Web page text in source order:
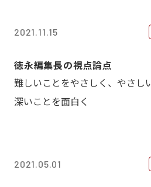
2021.11.15
徳永編集長の視点論点
難しいことをやさしく、やさし
深いことを面白く
2021.05.01